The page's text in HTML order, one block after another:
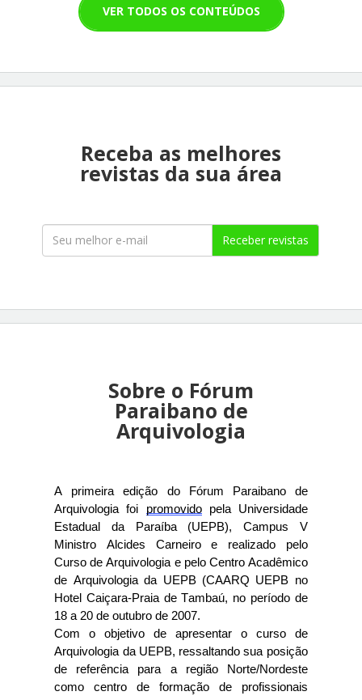
VER TODOS OS CONTEÚDOS
Receba as melhores
revistas da sua área
Receber revistas
Sobre o Fórum
Paraibano de
Arquivologia
A primeira edição do Fórum Paraibano de
Arquivologia foi promovidopela Universidade
Estadual da Paraíba (UEPB), Campus V
Ministro Alcides Carneiro e realizado pelo
Curso de Arquivologia e pelo Centro Acadêmico
de Arquivologia da UEPB (CAARQ UEPB no
Hotel Caiçara-Praia de Tambaú, no período de
18 a 20 de outubro de 2007.
Com o objetivo de apresentar o curso de
Arquivologia da UEPB, ressaltando sua posição
de referência para a região Norte/Nordeste
como centro de formação de profissionais